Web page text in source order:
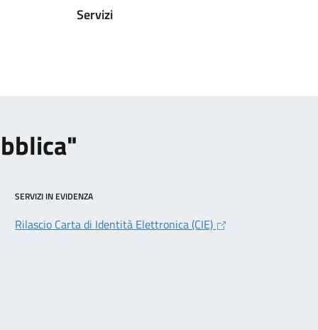
Servizi
SERVIZI IN EVIDENZA
Rilascio Carta di Identità Elettronica (CIE)